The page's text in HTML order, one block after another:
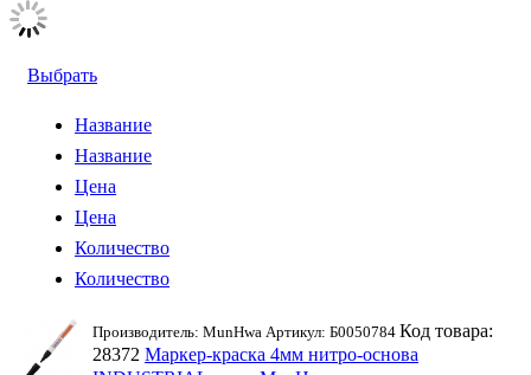
Выбрать
Название
Название
Цена
Цена
Количество
Количество
Производитель: MunHwa Артикул: Б0050784 Код товара:
28372 Маркер-краска 4мм нитро-основа